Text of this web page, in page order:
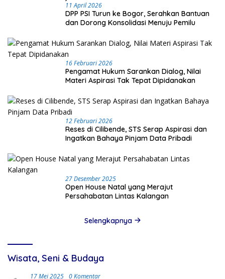
11 April 2026
DPP PSI Turun ke Bogor, Serahkan Bantuan
dan Dorong Konsolidasi Menuju Pemilu
16 Februari 2026
Pengamat Hukum Sarankan Dialog, Nilai
Materi Aspirasi Tak Tepat Dipidanakan
12 Februari 2026
Reses di Cilibende, STS Serap Aspirasi dan
Ingatkan Bahaya Pinjam Data Pribadi
27 Desember 2025
Open House Natal yang Merajut
Persahabatan Lintas Kalangan
Selengkapnya
Wisata, Seni & Budaya
17 Mei 2025 0 Komentar